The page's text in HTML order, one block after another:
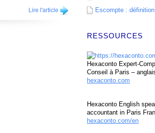
Lire l'article
Escompte :
RESSOURCES
Hexaconto Expert-
Conseil à Paris –
hexaconto.com
Hexaconto English
accountant in Paris
hexaconto.com/en